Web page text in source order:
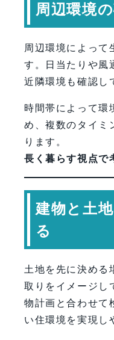
周辺環境
周辺環境によって
す。日当たりや風
近隣環境も確認し
時間帯によって環
め、複数のタイミ
ります。
長く暮らす視点で
建物と土
る
土地を先に決める
取りをイメージし
物計画と合わせて
い住環境を実現し